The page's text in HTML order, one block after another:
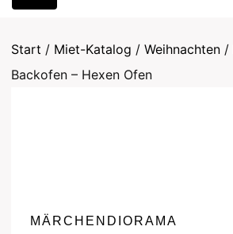
Start / Miet-Katalog / Weihnachten /
Backofen – Hexen Ofen
MÄRCHENDIORAMA